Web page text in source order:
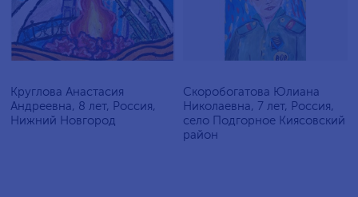
Круглова Анастасия
Андреевна, 8 лет, Россия,
Нижний Новгород
Скоробогатова Юлиана
Николаевна, 7 лет, Россия,
село Подгорное Киясовский
район